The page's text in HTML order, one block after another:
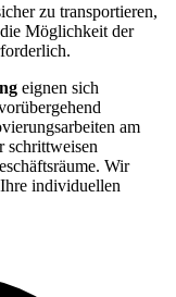
zu transportieren,
Möglichkeit der
eignen sich
am
schrittweisen
Wir
individuellen